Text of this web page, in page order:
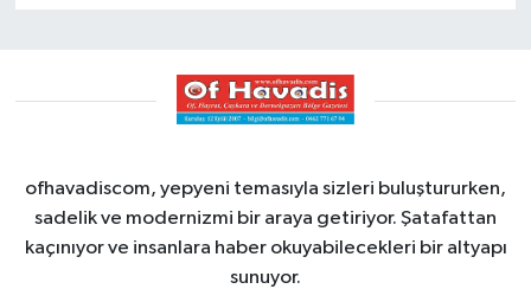
ofhavadiscom, yepyeni temasıyla sizleri buluştururken,
sadelik ve modernizmi bir araya getiriyor. Şatafattan
kaçınıyor ve insanlara haber okuyabilecekleri bir altyapı
sunuyor.